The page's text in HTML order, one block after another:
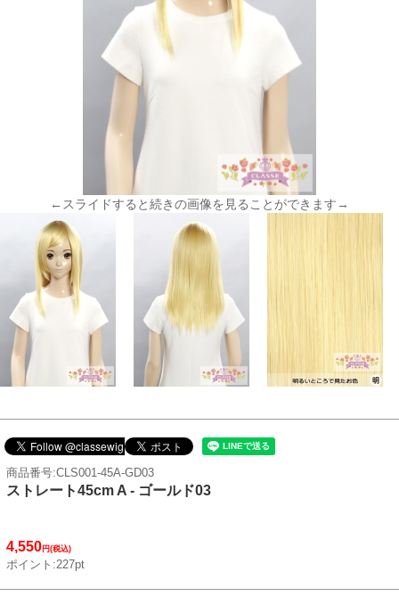
←スライドすると続きの画像を見ることができます→
商品番号:CLS001-45A-GD03
ストレート45cm A - ゴールド03
4,550円(税込)
ポイント:227pt